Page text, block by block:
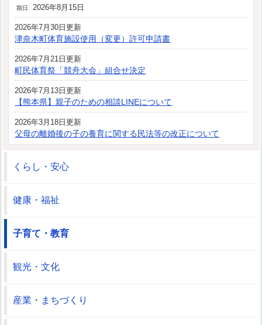
期日 2026年8月15日
2026年7月30日更新
津奈木町体育施設使用（変更）許可申請書
2026年7月21日更新
町民体育祭「競舟大会」組合せ決定
2026年7月13日更新
【熊本県】親子のための相談LINEについて
2026年3月18日更新
父母の離婚後の子の養育に関する民法等の改正について
くらし・安心
健康・福祉
子育て・教育
観光・文化
産業・まちづくり